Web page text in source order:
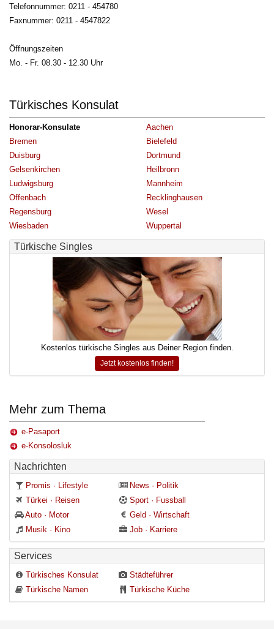
Telefonnummer: 0211 - 454780
Faxnummer: 0211 - 4547822
Öffnungszeiten
Mo. - Fr. 08.30 - 12.30 Uhr
Türkisches Konsulat
Honorar-Konsulate
Aachen
Bremen
Bielefeld
Duisburg
Dortmund
Gelsenkirchen
Heilbronn
Ludwigsburg
Mannheim
Offenbach
Recklinghausen
Regensburg
Wesel
Wiesbaden
Wuppertal
Türkische Singles
Kostenlos türkische Singles aus Deiner Region finden.
Jetzt kostenlos finden!
Mehr zum Thema
e-Pasaport
e-Konsolosluk
Nachrichten
Promis · Lifestyle
News · Politik
Türkei · Reisen
Sport · Fussball
Auto · Motor
Geld · Wirtschaft
Musik · Kino
Job · Karriere
Services
Türkisches Konsulat
Städteführer
Türkische Namen
Türkische Küche